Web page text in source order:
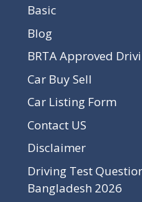
Basic
Blog
BRTA Approved
Car Buy Sell
Car Listing Form
Contact US
Disclaimer
Driving Test
Bangladesh 2026